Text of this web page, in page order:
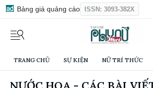
Bảng giá quảng cáo ISSN: 3093-382X
TRANG CHỦ SỰ KIỆN NỮ TRÍ THỨC